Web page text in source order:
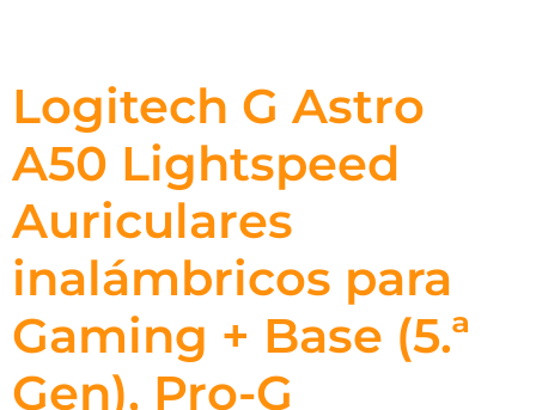
Logitech G Astro
A50 Lightspeed
Auriculares
inalámbricos para
Gaming + Base (5.ª
Gen), Pro-G